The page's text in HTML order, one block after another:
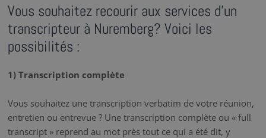
Vous souhaitez recourir aux services d'un
transcripteur à Nuremberg? Voici les
possibilités :
1) Transcription complète
Vous souhaitez une transcription verbatim de votre réunion,
entretien ou entrevue ? Une transcription complète ou « full
transcript » reprend au mot près tout ce qui a été dit, y